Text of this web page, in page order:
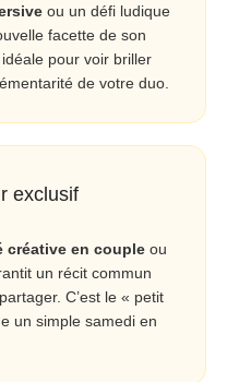
ou un défi ludique
facette de son
idéale pour voir briller
de votre duo.
exclusif
créative en couple ou
un récit commun
C’est le « petit
un simple samedi en